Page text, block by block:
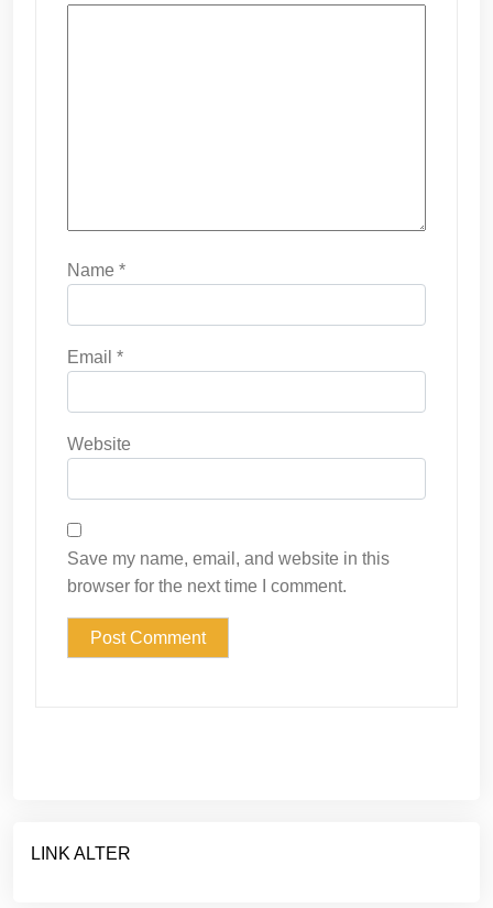
Name *
Email *
Website
Save my name, email, and website in this
browser for the next time I comment.
LINK ALTER